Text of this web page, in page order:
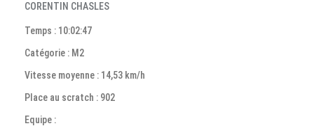
CORENTIN CHASLES
Temps : 10:02:47
Catégorie : M2
Vitesse moyenne : 14,53 km/h
Place au scratch : 902
Equipe :